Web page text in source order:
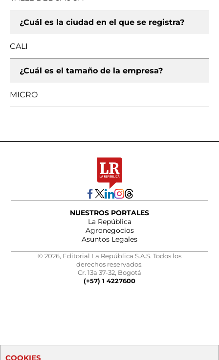
¿Cuál es la ciudad en el que se registra?
CALI
¿Cuál es el tamaño de la empresa?
MICRO
NUESTROS PORTALES
La República
Agronegocios
Asuntos Legales
© 2026, Editorial La República S.A.S. Todos los
derechos reservados.
Cr. 13a 37-32, Bogotá
(+57) 1 4227600
COOKIES